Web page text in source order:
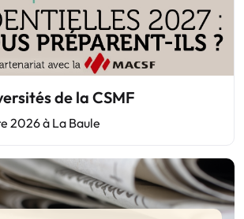
de la CSMF
2026 à La Baule